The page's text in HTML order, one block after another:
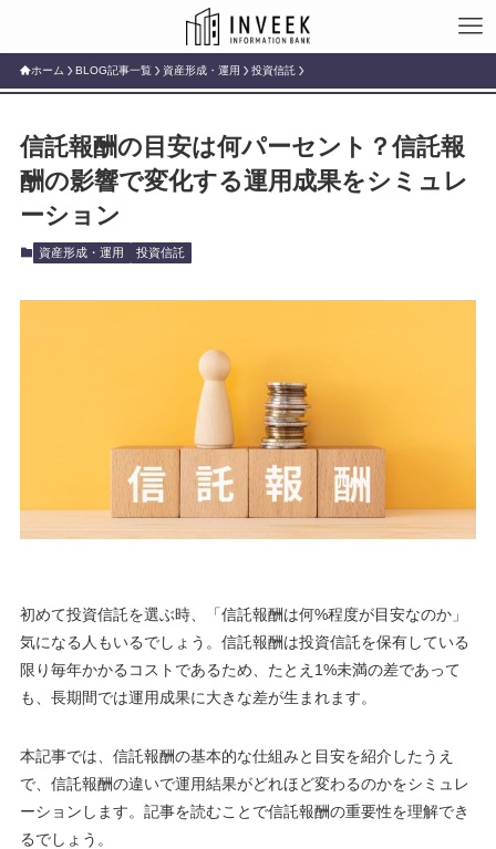
ホーム BLOG記事一覧 資産形成・運用 投資信託
信託報酬の目安は何パーセント？信託報
酬の影響で変化する運用成果をシミュレ
ーション
資産形成・運用 投資信託
初めて投資信託を選ぶ時、「信託報酬は何%程度が目安なのか」
気になる人もいるでしょう。信託報酬は投資信託を保有している
限り毎年かかるコストであるため、たとえ1%未満の差であって
も、長期間では運用成果に大きな差が生まれます。
本記事では、信託報酬の基本的な仕組みと目安を紹介したうえ
で、信託報酬の違いで運用結果がどれほど変わるのかをシミュレ
ーションします。記事を読むことで信託報酬の重要性を理解でき
るでしょう。